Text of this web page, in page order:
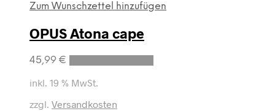
Zum Wunschzettel hinzufügen
OPUS Atona cape
45,99 €
inkl. 19 % MwSt.
zzgl. Versandkosten